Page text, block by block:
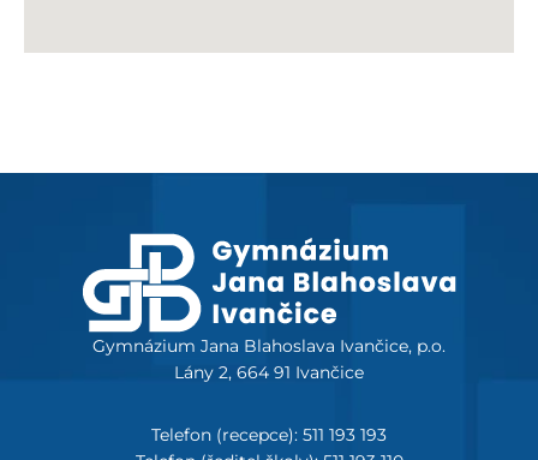
Gymnázium Jana Blahoslava Ivančice, p.o.
Lány 2, 664 91 Ivančice
Telefon (recepce): 511 193 193